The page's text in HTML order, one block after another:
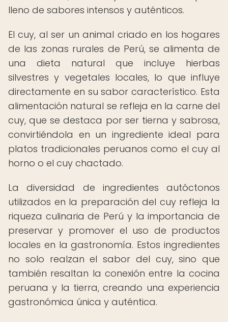
lleno de sabores intensos y auténticos.
El cuy, al ser un animal criado en los hogares
de las zonas rurales de Perú, se alimenta de
una dieta natural que incluye hierbas
silvestres y vegetales locales, lo que influye
directamente en su sabor característico. Esta
alimentación natural se refleja en la carne del
cuy, que se destaca por ser tierna y sabrosa,
convirtiéndola en un ingrediente ideal para
platos tradicionales peruanos como el cuy al
horno o el cuy chactado.
La diversidad de ingredientes autóctonos
utilizados en la preparación del cuy refleja la
riqueza culinaria de Perú y la importancia de
preservar y promover el uso de productos
locales en la gastronomía. Estos ingredientes
no solo realzan el sabor del cuy, sino que
también resaltan la conexión entre la cocina
peruana y la tierra, creando una experiencia
gastronómica única y auténtica.